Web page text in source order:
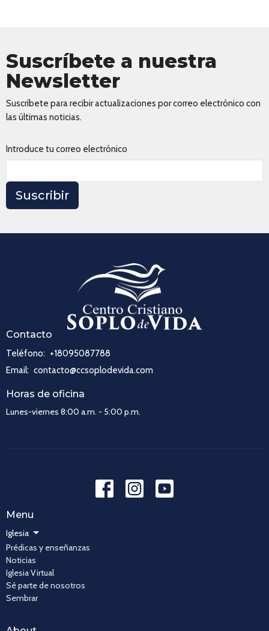
Suscríbete a nuestra
Newsletter
Suscríbete para recibir actualizaciones por correo electrónico con
las últimas noticias.
Introduce tu correo electrónico
Suscribir
Contacto
Teléfono: +18095087788
Email: contacto@ccsoplodevida.com
Horas de oficina
Lunes-viernes 8:00 a.m. - 5:00 p.m.
Menu
Iglesia
Prédicas y enseñanzas
Noticias
Iglesia Virtual
Sé parte de nosotros
Sembrar